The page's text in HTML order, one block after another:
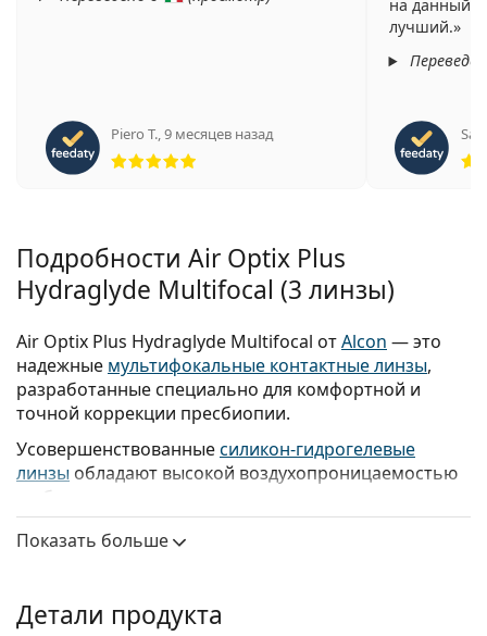
Piero T.,9 месяцев назад
Рейтинг 5 из 5
на данный
лучший.
Подробности Air Optix Plus
Hydraglyde Multifocal (3 линзы)
Air Optix Plus Hydraglyde Multifocal отAlcon — это
надежные мультифокальные контактные линзы,
разработанные специально для комфортной и
точной коррекции пресбиопии.
Усовершенствованныесиликон-гидрогелевые
линзы обладают высокой воздухопроницаемостью
и обеспечивают непрерывную подачу питательного
кислорода к глазам.
HydraGlyde. Эти функции обеспечивают
превосходную защиту от раздражающих отложений
Показать больше
Детали продукта